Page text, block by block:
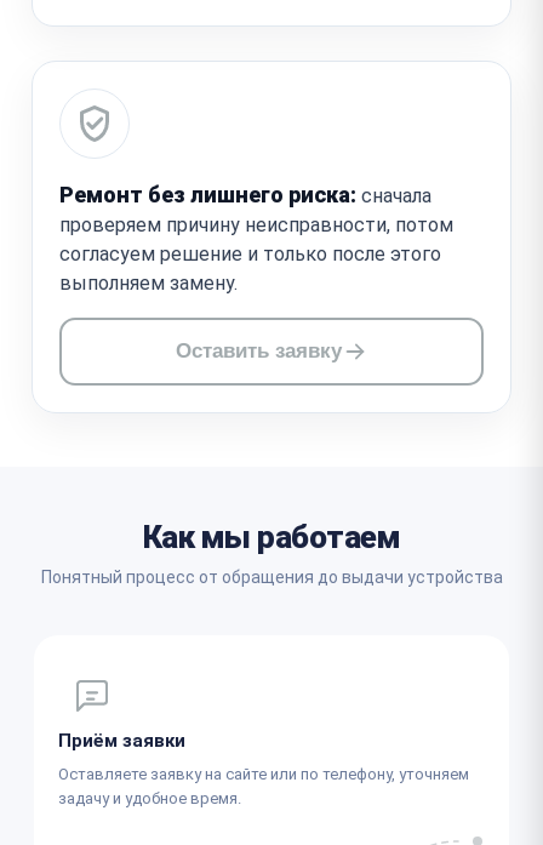
Ремонт без лишнего риска: сначала
проверяем причину неисправности, потом
согласуем решение и только после этого
выполняем замену.
Оставить заявку
Как мы работаем
Понятный процесс от обращения до выдачи устройства
Приём заявки
Оставляете заявку на сайте или по телефону, уточняем
задачу и удобное время.